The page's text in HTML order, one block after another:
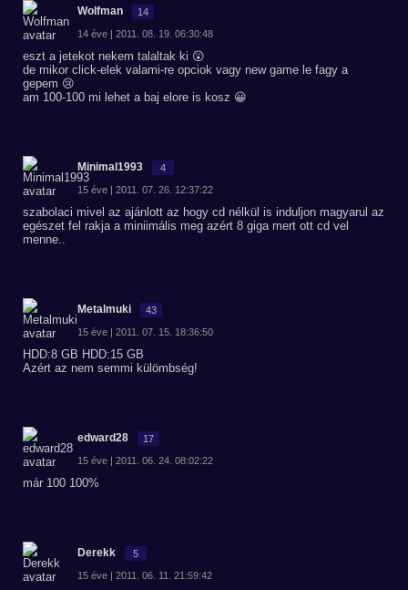
Wolfman 14
14 éve | 2011. 08. 19. 06:30:48
eszt a jetekot nekem talaltak ki 😲
de mikor click-elek valami-re opciok vagy new game le fagy a
gepem 😢
am 100-100 mi lehet a baj elore is kosz 😀
Minimal1993 4
15 éve | 2011. 07. 26. 12:37:22
szabolaci mivel az ajánlott az hogy cd nélkül is induljon magyarul az
egészet fel rakja a miniimális meg azért 8 giga mert ott cd vel
menne..
Metalmuki 43
15 éve | 2011. 07. 15. 18:36:50
HDD:8 GB HDD:15 GB
Azért az nem semmi külömbség!
edward28 17
15 éve | 2011. 06. 24. 08:02:22
már 100 100%
Derekk 5
15 éve | 2011. 06. 11. 21:59:42